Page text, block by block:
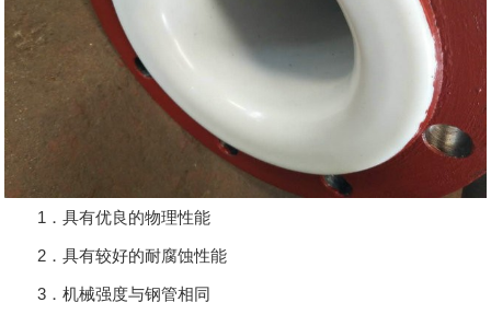
1．具有优良的物理性能
2．具有较好的耐腐蚀性能
3．机械强度与钢管相同